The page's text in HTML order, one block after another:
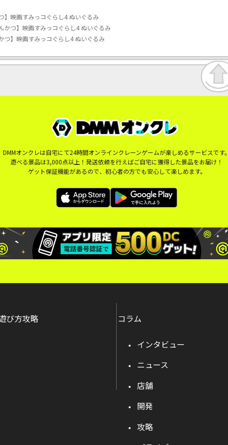
】映画すみっコぐらし4 ぬいぐるみ
かつ】映画すみっコぐらし4 ぬいぐるみ
つ】映画すみっコぐらし4 ぬいぐるみ
DMMオンクレは自宅にて24時間オンラインクレーンゲームが楽しめるサービスです
遊べる景品は3,000点以上！発送依頼を行えばご自宅に獲得した景品をお届け！
ゲット保証機能があるので、初心者の方でも安心して楽しめます。
び方攻略 コラム
インタビュー
ニュース
店舗
開発
攻略